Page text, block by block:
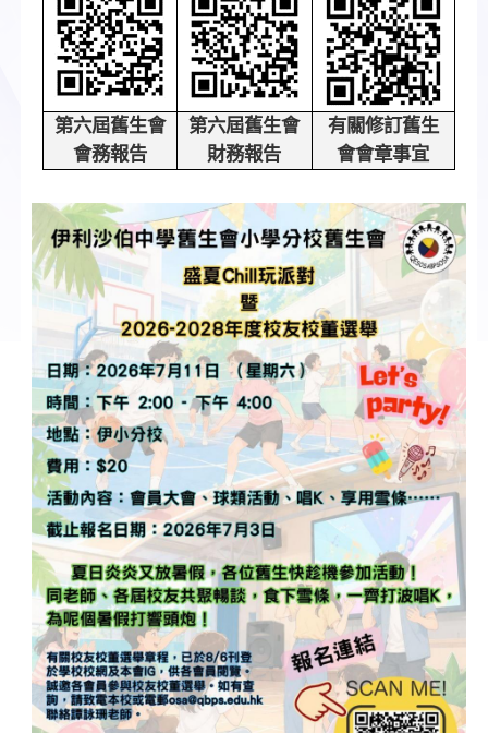
第六屆舊生會
會務報告
第六屆舊生會
財務報告
有關修訂舊生
會會章事宜